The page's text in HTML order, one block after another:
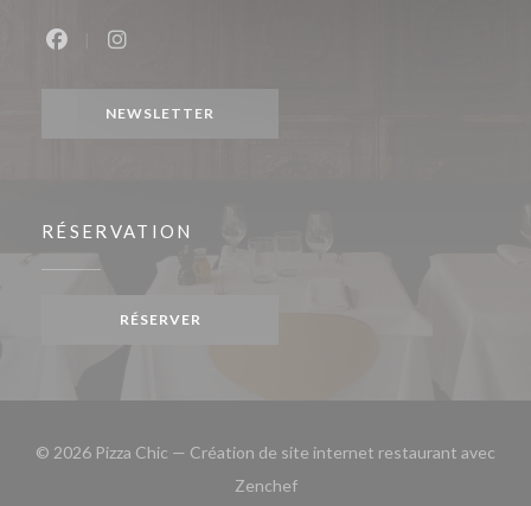
NEWSLETTER
RÉSERVATION
RÉSERVER
© 2026 Pizza Chic — Création de site internet restaurant avec
Zenchef((ouvre une nouvelle fenêtre))